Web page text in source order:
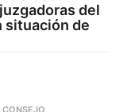
g
del
situación de
CONSEJO